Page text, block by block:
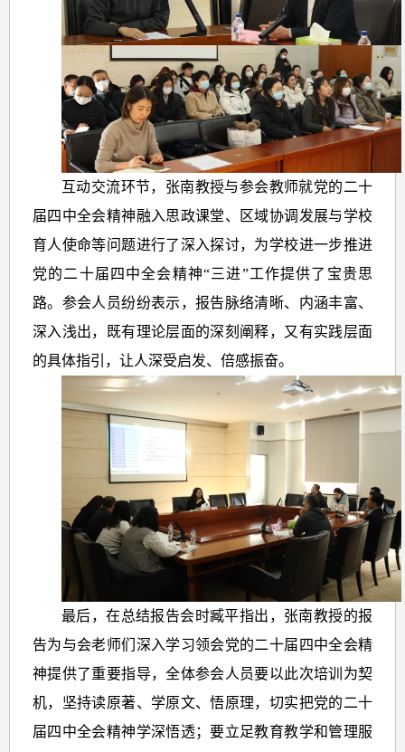
互动交流环节，张南教授与参会教师就党的二十
届四中全会精神融入思政课堂、区域协调发展与学校
育人使命等问题进行了深入探讨，为学校进一步推进
党的二十届四中全会精神“三进”工作提供了宝贵思
路。参会人员纷纷表示，报告脉络清晰、内涵丰富、
深入浅出，既有理论层面的深刻阐释，又有实践层面
的具体指引，让人深受启发、倍感振奋。
最后，在总结报告会时臧平指出，张南教授的报
告为与会老师们深入学习领会党的二十届四中全会精
神提供了重要指导，全体参会人员要以此次培训为契
机，坚持读原著、学原文、悟原理，切实把党的二十
届四中全会精神学深悟透；要立足教育教学和管理服